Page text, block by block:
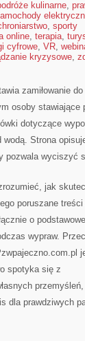
kulinarne,
, sporty
online, terapia,
cyfrowe, VR,
kryzysowe,
zamiłowanie do
osoby stawiające
dotyczące
wodą. Strona
pozwala wyciszyć
jak
poruszane treści
o podstawowe
wypraw.
spotyka się z
dla prawdziwych